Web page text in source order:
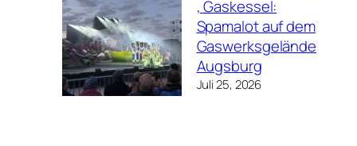
, Gaskessel:
Spamalot auf dem
Gaswerksgelände
Augsburg
Juli 25, 2026